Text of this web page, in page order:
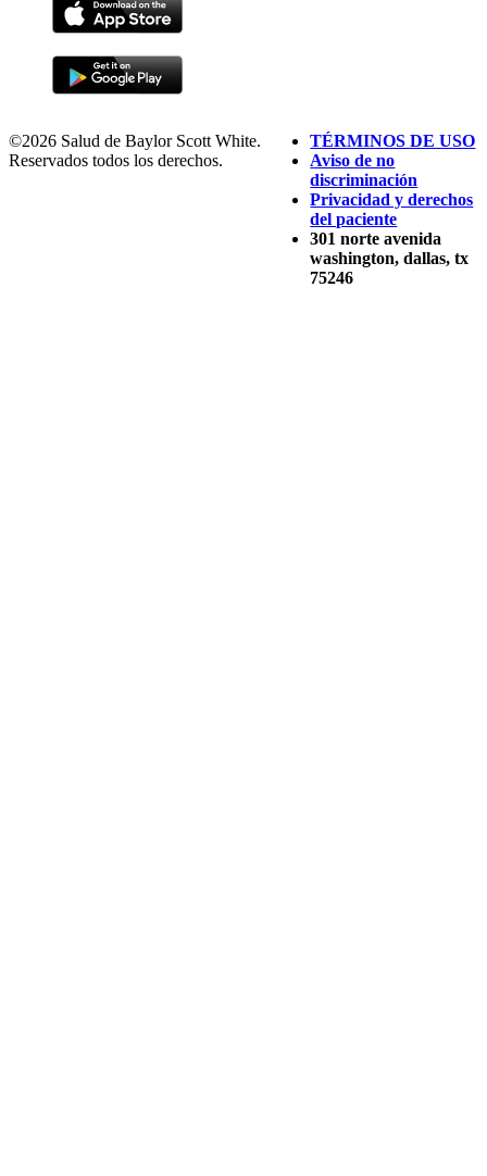
©2026 Salud de Baylor Scott White.
Reservados todos los derechos.
TÉRMINOS DE USO
Aviso de no
discriminación
Privacidad y derechos
del paciente
301 norte avenida
washington, dallas, tx
75246